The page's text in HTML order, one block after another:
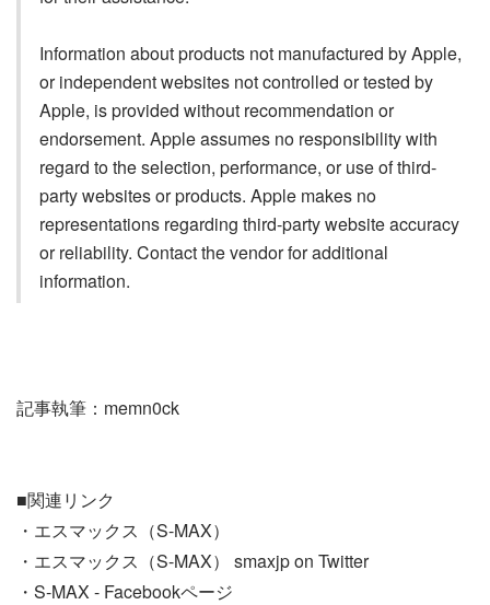
Information about products not manufactured by Apple,
or independent websites not controlled or tested by
Apple, is provided without recommendation or
endorsement. Apple assumes no responsibility with
regard to the selection, performance, or use of third-
party websites or products. Apple makes no
representations regarding third-party website accuracy
or reliability. Contact the vendor for additional
information.
記事執筆：memn0ck
■関連リンク
・エスマックス（S-MAX）
・エスマックス（S-MAX） smaxjp on Twitter
・S-MAX - Facebookページ